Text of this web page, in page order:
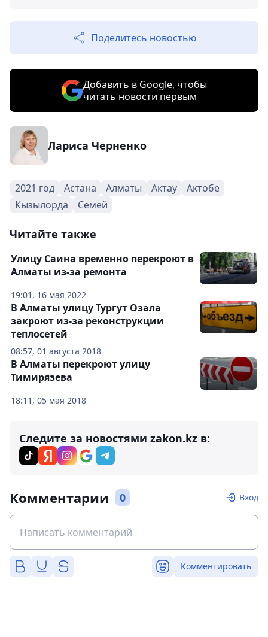
Поделитесь новостью
Добавить в Google, чтобы
читать новости первым
Лариса Черненко
2021 год Астана Алматы Актау
Актобе
Кызылорда
Семей
Читайте также
19:01, 16 мая 2022
Улицу Саина временно перекроют в
Алматы из-за ремонта
08:57, 01 августа 2018
В Алматы улицу Тургут Озала
закроют из-за реконструкции
теплосетей
18:11, 05 мая 2018
В Алматы перекроют улицу
Тимирязева
Следите за новостями zakon.kz в:
Комментарии 0 Вход
Комментировать